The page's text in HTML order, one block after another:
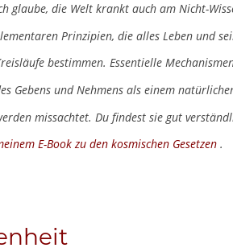
glaube, die Welt krankt auch am Nicht-
Prinzipien, die alles Leben und
bestimmen. Essentielle
Gebens und Nehmens als einem
missachtet. Du findest sie gut
E-Book zu den kosmischen Gesetzen.